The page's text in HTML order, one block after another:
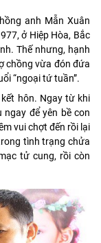
anh Mẫn Xuân
ở Hiệp Hòa, Bắc
Thế nhưng, hạnh
chồng vừa đón đứa
“ngoại tứ tuần”.
hôn. Ngay từ khi
để yên bề con
vui chợt đến rồi lại
tình trạng chửa
tử cung, rồi còn